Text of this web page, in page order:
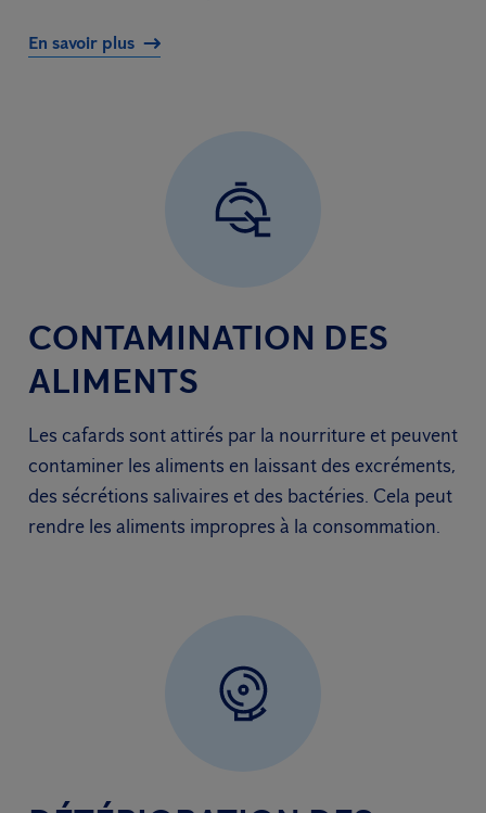
En savoir plus
CONTAMINATION DES
ALIMENTS
Les cafards sont attirés par la nourriture et peuvent
contaminer les aliments en laissant des excréments,
des sécrétions salivaires et des bactéries. Cela peut
rendre les aliments impropres à la consommation.